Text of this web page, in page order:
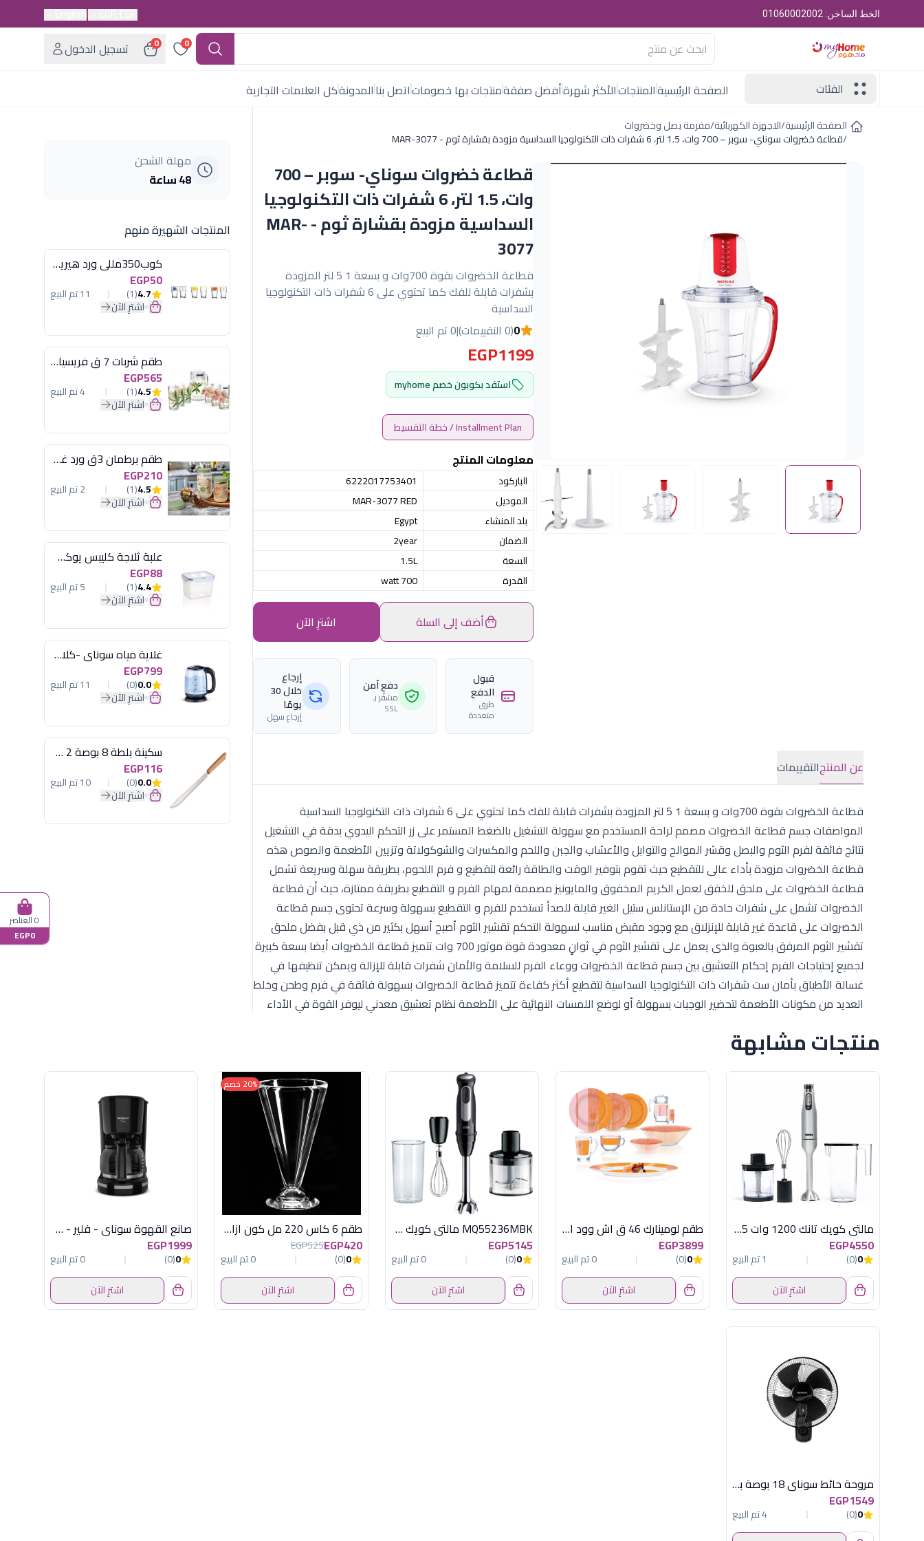
الخط الساخن: 01060002002
0
0
تسجيل الدخول
الفئات
الصفحة الرئيسيةالمنتجاتالأكثر شهرةأفضل صفقةمنتجات بها خصوماتاتصل بناالمدونةكل العلامات التجارية
الصفحة الرئيسية/الاجهزة الكهربائية/مفرمة بصل وخضروات
/قطاعة خضروات سوناي- سوبر – 700 وات، 1.5 لتر، 6 شفرات ذات التكنولوجيا السداسية مزودة بقشارة ثوم - MAR-3077
قطاعة خضروات سوناي- سوبر – 700
وات، 1.5 لتر، 6 شفرات ذات التكنولوجيا
السداسية مزودة بقشارة ثوم - MAR-
3077
قطاعة الخضروات بقوة 700وات و بسعة 1 5 لتر المزودة
بشفرات قابلة للفك كما تحتوي على 6 شفرات ذات التكنولوجيا
السداسية
0(0 التقييمات) |0 تم البيع
EGP1199
استفد بكوبون خصم myhome
Installment Plan / خطة التقسيط
معلومات المنتج
الباركود
6222017753401
الموديل
MAR-3077 RED
بلد المنشاء
Egypt
الضمان
2year
السعة
1.5L
القدرة
700 watt
أضف إلى السلة اشترِ الآن
قبول
الدفع
طرق
متعددة
دفع آمن
مشفّر بـ
SSL
إرجاع
خلال 30
يومًا
إرجاع سهل
عن المنتجالتقييمات
قطاعة الخضروات بقوة 700وات و بسعة 1 5 لتر المزودة بشفرات قابلة للفك كما تحتوي على 6 شفرات ذات التكنولوجيا السداسية
المواصفات جسم قطاعة الخضروات مصمم لراحة المستخدم مع سهولة التشغيل بالضغط المستمر على زر التحكم اليدوي بدقة في التشغيل
نتائج فائقة لفرم الثوم والبصل وقشر الموالح والتوابل والأعشاب والجبن واللحم والمكسرات والشوكولاتة وتزيين الأطعمة والصوص هذه
قطاعة الخضروات مزودة بأداء عالى للتقطيع حيث تقوم بتوفير الوقت والطاقة رائعة لتقطيع و فرم اللحوم، بطريقة سهلة وسريعة تشمل
قطاعة الخضروات على ملحق للخفق لعمل الكريم المخفوق والمايونيز مصممة لمهام الفرم و التقطيع بطريقة ممتازة، حيث أن قطاعة
الخضروات تشمل على شفرات حادة من الإستانلس ستيل الغير قابلة للصدأ تستخدم للفرم و التقطيع بسهولة وسرعة تحتوى جسم قطاعة
الخضروات على قاعدة غير قابلة للإنزلاق مع وجود مقبض مناسب لسهولة التحكم تقشير الثوم أصبح أسهل بكثير من ذي قبل بفضل ملحق
تقشير الثوم المرفق بالعبوة والذى يعمل على تقشير الثوم في ثوانٍ معدودة قوة موتور 700 وات تتميز قطاعة الخضروات أيضا بسعة كبيرة
لجميع إحتياجات الفرم إحكام التعشيق بين جسم قطاعة الخضروات ووعاء الفرم للسلامة والأمان شفرات قابلة للإزالة ويمكن تنظيفها في
غسالة الأطباق بأمان ست شفرات ذات التكنولوجيا السداسية لتقطيع أكثر كفاءة تتميز قطاعة الخضروات بسهولة فائقة في فرم وطحن وخلط
العديد من مكونات الأطعمة لتحضير الوجبات بسهولة أو لوضع اللمسات النهائية على الأطعمة نظام تعشيق معدني ليوفر القوة في الأداء
مهلة الشحن
48 ساعة
المنتجات الشهيرة منهم
كوب350مللى ورد هيريفين
EGP50
4.7
(1) 11 تم البيع
اشترِ الآن
طقم شربات 7 ق فريسيا لومينارك
EGP565
4.5
(1) 4 تم البيع
اشترِ الآن
طقم برطمان 3ق ورد غطاء مينت جرين هيريفين
EGP210
4.5
(1) 2 تم البيع
اشترِ الآن
علبة ثلاجة كليبس يوكسان
EGP88
4.4
(1) 5 تم البيع
اشترِ الآن
غلاية مياه سوناي -كلاسيك 2200 وات، 1.7 لتر زجاج اضائة ليد - MAR-3752
EGP799
0.0
(0) 11 تم البيع
اشترِ الآن
سكينة بلطة 8 بوصة 2 مسمار
EGP116
0.0
(0) 10 تم البيع
اشترِ الآن
منتجات مشابهة
مالتى كويك تانك 1200 وات 5*1 اسود
EGP4550
0
(0)
1 تم البيع
اشترِ الآن
طقم لومينارك 46 ق اش وود اورانج امارتى
EGP3899
0
(0)
0 تم البيع
اشترِ الآن
MQ55236MBK مالتى كويك 1000وات اسود براون
EGP5145
0
(0)
0 تم البيع
اشترِ الآن
20% خصم
طقم 6 كاس 220 مل كون ازاد اكريلك سعودى
EGP420
EGP525
0
(0)
0 تم البيع
اشترِ الآن
صانع القهوة سوناي - فلير - 870 وات ,بسعة 12 كوب ,اسود SH-1210
EGP1999
0
(0)
0 تم البيع
اشترِ الآن
مروحة حائط سوناي 18 بوصة بالريموت 70 وات 3 أوضاع للسرعة و مؤقت يصل الي 7.5 ساعات MAR-1822
EGP1549
0
(0)
4 تم البيع
0 العناصر
EGP0